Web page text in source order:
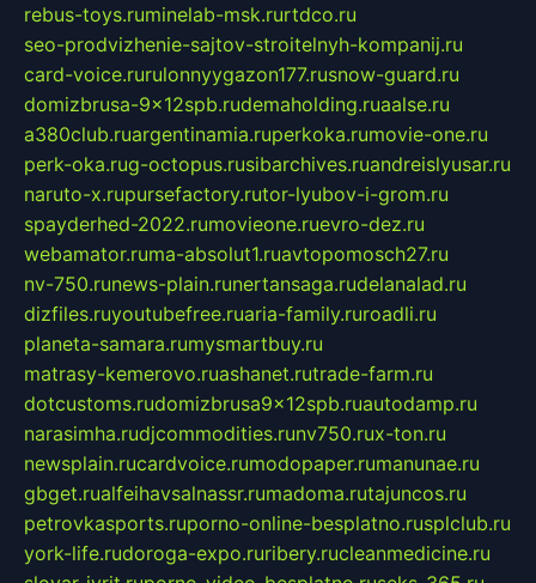
rebus-toys.ruminelab-msk.rurtdco.ru
seo-prodvizhenie-sajtov-stroitelnyh-kompanij.ru
card-voice.rurulonnyygazon177.rusnow-guard.ru
domizbrusa-9x12spb.rudemaholding.ruaalse.ru
a380club.ruargentinamia.ruperkoka.rumovie-one.ru
perk-oka.rug-octopus.rusibarchives.ruandreislyusar.ru
naruto-x.rupursefactory.rutor-lyubov-i-grom.ru
spayderhed-2022.rumovieone.ruevro-dez.ru
webamator.ruma-absolut1.ruavtopomosch27.ru
nv-750.runews-plain.runertansaga.rudelanalad.ru
dizfiles.ruyoutubefree.ruaria-family.ruroadli.ru
planeta-samara.rumysmartbuy.ru
matrasy-kemerovo.ruashanet.rutrade-farm.ru
dotcustoms.rudomizbrusa9x12spb.ruautodamp.ru
narasimha.rudjcommodities.runv750.rux-ton.ru
newsplain.rucardvoice.rumodopaper.rumanunae.ru
gbget.rualfeihavsalnassr.rumadoma.rutajuncos.ru
petrovkasports.ruporno-online-besplatno.rusplclub.ru
york-life.rudoroga-expo.ruribery.rucleanmedicine.ru